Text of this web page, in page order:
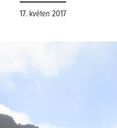
17. květen 2017